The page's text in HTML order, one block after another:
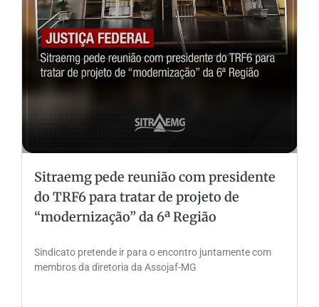
Sitraemg pede reunião com presidente
do TRF6 para tratar de projeto de
“modernização” da 6ª Região
Sindicato pretende ir para o encontro juntamente com
membros da diretoria da Assojaf-MG